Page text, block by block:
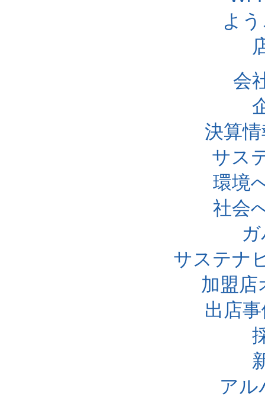
よ
会
決算
サス
環境
社会
サステナ
加盟店
出店
アル